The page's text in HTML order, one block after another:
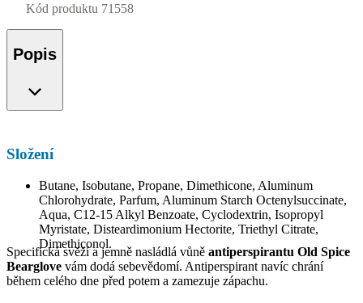
Kód produktu 71558
Popis
Složení
Butane, Isobutane, Propane, Dimethicone, Aluminum
Chlorohydrate, Parfum, Aluminum Starch Octenylsuccinate,
Aqua, C12-15 Alkyl Benzoate, Cyclodextrin, Isopropyl
Myristate, Disteardimonium Hectorite, Triethyl Citrate,
Dimethiconol.
Specifická svěží a jemně nasládlá vůně antiperspirantu Old Spice
Bearglove vám dodá sebevědomí. Antiperspirant navíc chrání
během celého dne před potem a zamezuje zápachu.